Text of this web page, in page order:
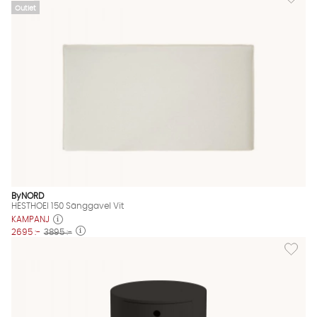
Outlet
ByNORD
HESTHOEI 150 Sänggavel Vit
KAMPANJ
2695 :- 3895 :-
Lägg